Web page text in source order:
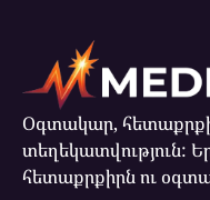
Օգտակար,
տեղեկատվություն:
հետաքրքիրն ու